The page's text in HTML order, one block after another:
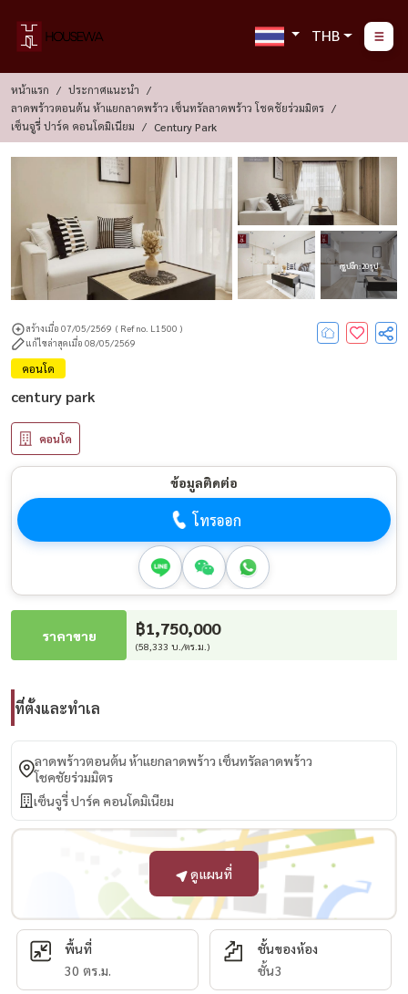
THB
หน้าแรก
ประกาศแนะนำ
ลาดพร้าวตอนต้น ห้าแยกลาดพร้าว เซ็นทรัลลาดพร้าว โชคชัยร่วมมิตร
เซ็นจูรี่ ปาร์ค คอนโดมิเนียม
Century Park
ดูรูปอีก : 20 รูป
สร้างเมื่อ 07/05/2569 ( Ref no. L1500 )
แก้ไขล่าสุดเมื่อ 08/05/2569
คอนโด
century park
คอนโด
ข้อมูลติดต่อ
โทรออก
ราคาขาย ฿1,750,000
(58,333 บ./ตร.ม.)
ที่ตั้งและทำเล
ลาดพร้าวตอนต้น ห้าแยกลาดพร้าว เซ็นทรัลลาดพร้าว
โชคชัยร่วมมิตร
เซ็นจูรี่ ปาร์ค คอนโดมิเนียม
ดูแผนที่
พื้นที่
30 ตร.ม.
ชั้นของห้อง
ชั้น3